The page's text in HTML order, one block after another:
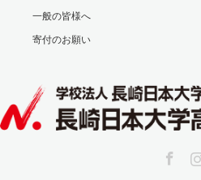
一般の皆様へ
寄付のお願い